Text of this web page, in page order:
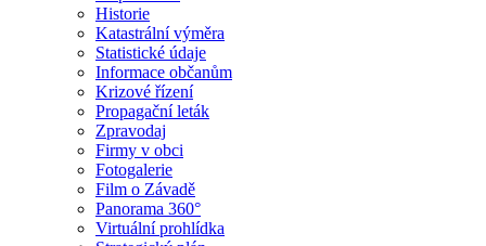
Historie
Katastrální výměra
Statistické údaje
Informace občanům
Krizové řízení
Propagační leták
Zpravodaj
Firmy v obci
Fotogalerie
Film o Závadě
Panorama 360°
Virtuální prohlídka